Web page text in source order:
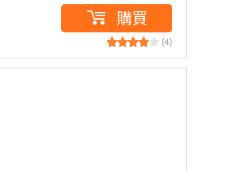
購買
(4)